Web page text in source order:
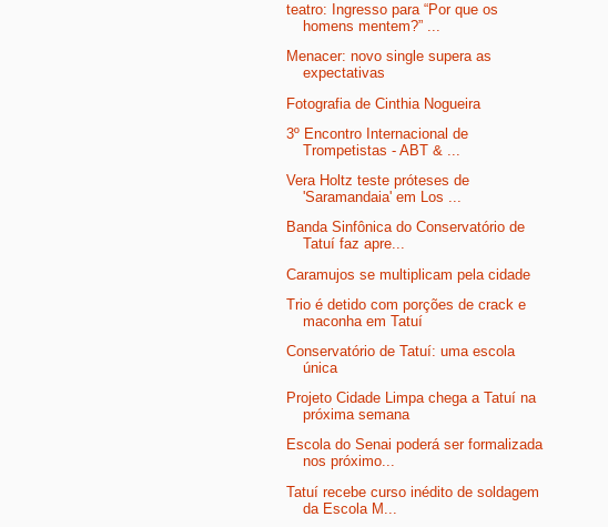
teatro: Ingresso para “Por que os
homens mentem?” ...
Menacer: novo single supera as
expectativas
Fotografia de Cinthia Nogueira
3º Encontro Internacional de
Trompetistas - ABT & ...
Vera Holtz teste próteses de
'Saramandaia' em Los ...
Banda Sinfônica do Conservatório de
Tatuí faz apre...
Caramujos se multiplicam pela cidade
Trio é detido com porções de crack e
maconha em Tatuí
Conservatório de Tatuí: uma escola
única
Projeto Cidade Limpa chega a Tatuí na
próxima semana
Escola do Senai poderá ser formalizada
nos próximo...
Tatuí recebe curso inédito de soldagem
da Escola M...